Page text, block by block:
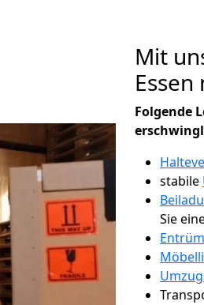
Mit
Folgende
stabile
Sie